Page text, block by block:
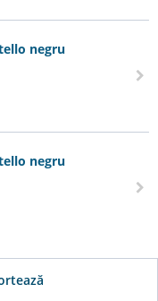
negru
negru